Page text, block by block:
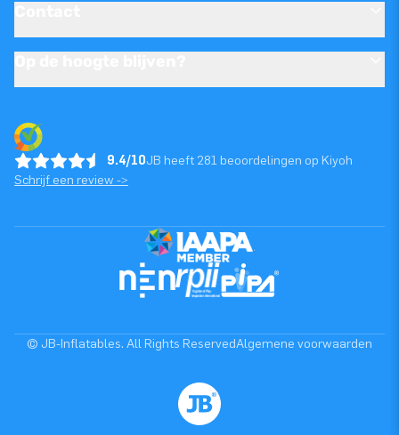
9.4/10JB heeft 281 beoordelingen op Kiyoh
Schrijf een review ->
© JB-Inflatables. All Rights ReservedAlgemene voorwaarden